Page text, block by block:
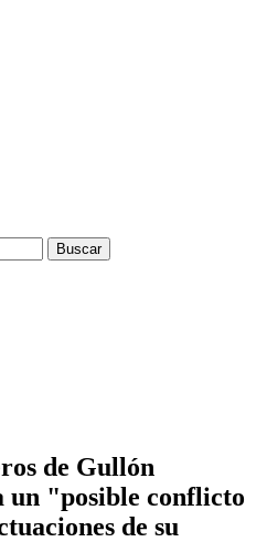
de Gullón
un "posible conflicto
de su